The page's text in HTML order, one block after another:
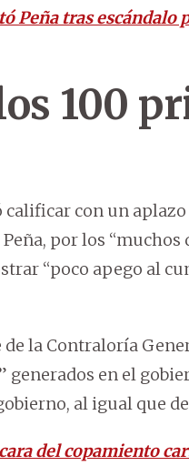
Peña tras escándalo
100
con un
por los
“poco apego al
la Contraloría
generados en el
al igual que
del copamiento